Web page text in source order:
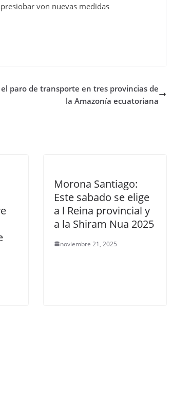
von nuevas medidas
paro de transporte en tres provincias de
la Amazonía ecuatoriana
Morona Santiago:
Este sabado se elige
a l Reina provincial y
a la Shiram Nua 2025
noviembre 21, 2025